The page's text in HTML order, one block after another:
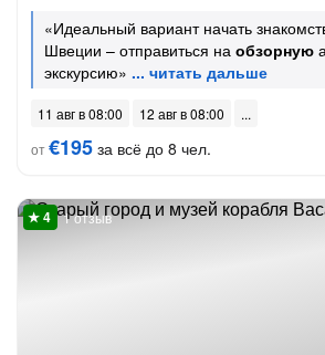
«Идеальный вариант начать
Швеции – отправиться на обзорную
экскурсию»
11 авг в 08:00
12 авг в 08:00
от€195 за всё до 8 чел.
1 отзыв